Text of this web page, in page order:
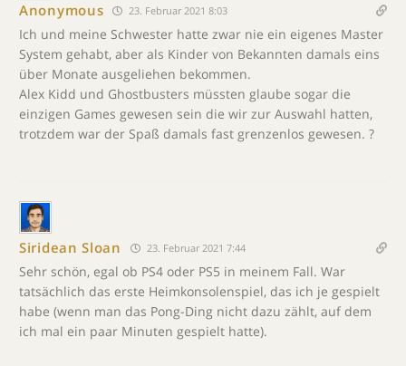
Anonymous 23. Februar 2021 8:03
Ich und meine Schwester hatte zwar nie ein eigenes Master
System gehabt, aber als Kinder von Bekannten damals eins
über Monate ausgeliehen bekommen.
Alex Kidd und Ghostbusters müssten glaube sogar die
einzigen Games gewesen sein die wir zur Auswahl hatten,
trotzdem war der Spaß damals fast grenzenlos gewesen. ?
Siridean Sloan 23. Februar 2021 7:44
Sehr schön, egal ob PS4 oder PS5 in meinem Fall. War
tatsächlich das erste Heimkonsolenspiel, das ich je gespielt
habe (wenn man das Pong-Ding nicht dazu zählt, auf dem
ich mal ein paar Minuten gespielt hatte).